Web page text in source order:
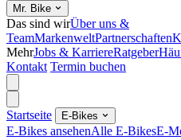
Mr. Bike
Das sind wirÜber uns &
TeamMarkenweltPartnerschaften
MehrJobs & KarriereRatgeber
Kontakt Termin buchen
Startseite E-Bikes
E-Bikes ansehenAlle E-BikesE-